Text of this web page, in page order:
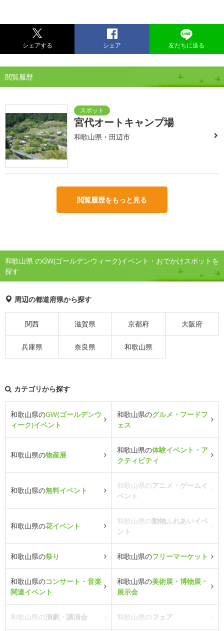
シェアする シェア 友だちに送る
閲覧履歴
宮代オートキャンプ場
和歌山県・田辺市
閲覧履歴をもっと見る
和歌山県 のGW(ゴールデンウィーク)イベント・おでかけスポットを
探す
周辺の都道府県から探す
関西 滋賀県 京都府 大阪府
兵庫県 奈良県 和歌山県
カテゴリから探す
和歌山県のGW(ゴールデンウ
ィーク)イベント
和歌山県のグルメ・フードフ
ェス
和歌山県の物産展
和歌山県の体験イベント・ア
クティビティ
和歌山県の無料イベント
和歌山県のアニメ・ゲームイ
ベント
和歌山県の花イベント
和歌山県の動物ふれあいイベ
ント
和歌山県の祭り 和歌山県のフリーマーケット
和歌山県のコンサート・音楽
関連イベント
和歌山県の美術展・博物展・
展示会
和歌山県の演劇・講演会 和歌山県のフェア